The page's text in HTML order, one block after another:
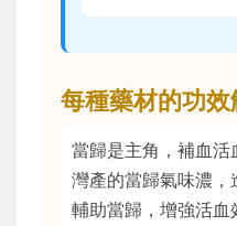
每種藥材的功效
當歸是主角，補血活
灣產的當歸氣味濃
輔助當歸，增強活血